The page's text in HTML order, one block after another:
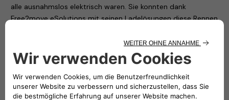
alle ausnahmslos elektrisch waren. Sie konnten dank
Free2move eSolutions mit seinen Ladelösungen diese Rennen
In den Paddocks der verschiedenen Rennstrecken (von
Misano in Imola, über Varano de’ Melegari bis Magione)
wurden 20 easyWallbox und 4 eProWallbox installiert, die die
nötige Energie lieferten.